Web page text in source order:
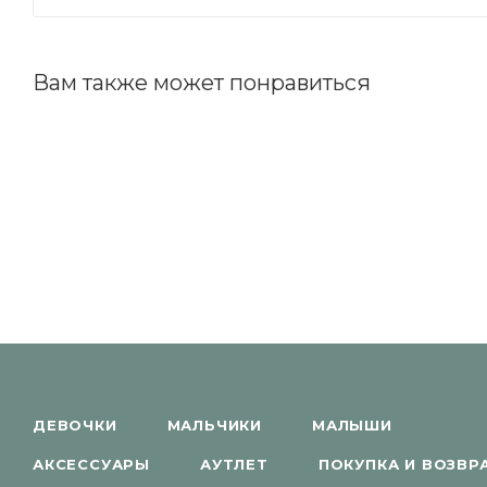
Вам также может понравиться
ДЕВОЧКИ МАЛЬЧИКИ МАЛЫШИ
АКСЕССУАРЫ АУТЛЕТ ПОКУПКА И